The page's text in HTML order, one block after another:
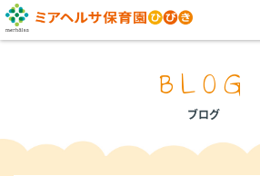
BLOG
ブログ